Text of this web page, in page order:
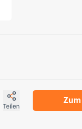
Teilen